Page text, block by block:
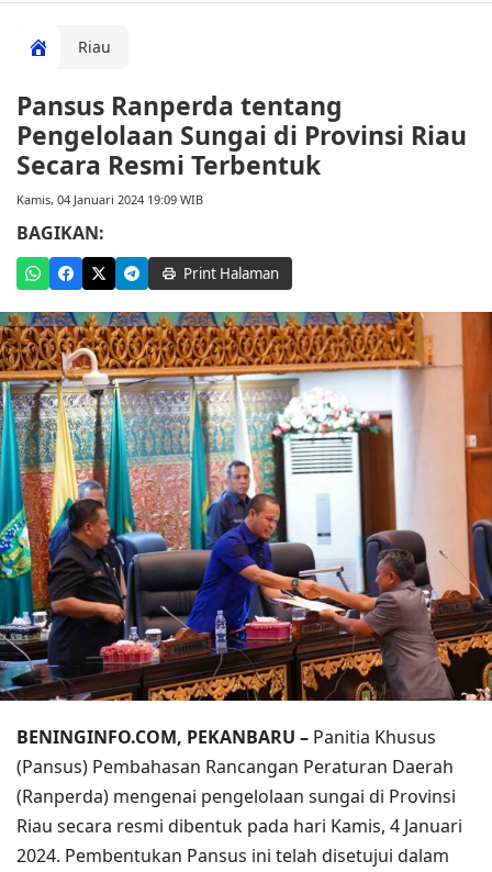
Riau
Pansus Ranperda tentang
Pengelolaan Sungai di Provinsi Riau
Secara Resmi Terbentuk
Kamis, 04 Januari 2024 19:09 WIB
BAGIKAN:
Print Halaman
BENINGINFO.COM, PEKANBARU – Panitia Khusus
(Pansus) Pembahasan Rancangan Peraturan Daerah
(Ranperda) mengenai pengelolaan sungai di Provinsi
Riau secara resmi dibentuk pada hari Kamis, 4 Januari
2024. Pembentukan Pansus ini telah disetujui dalam